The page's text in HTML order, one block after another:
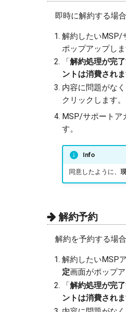
即時に解約する場
解約したいMSP/
ポップアップしま
「 解約処理が完
ントは消費され
内容に問題がなく
クリックします。
MSP/サポートア
す。
Info
同意したように、
解約予約
解約を予約する場
解約したいMSP
定画面がポップア
「解約処理が完
ントは消費され